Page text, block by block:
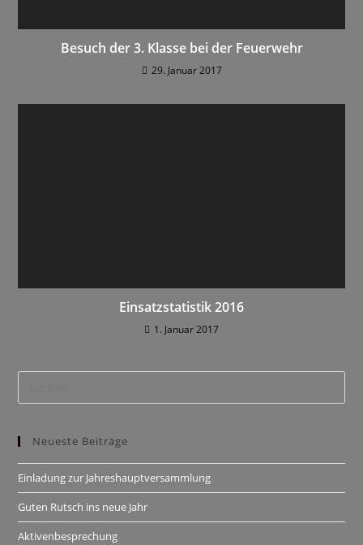
Besuch der 3. Klasse bei der Feuerwehr
29. Januar 2017
Einsatzstatistik 2016
1. Januar 2017
Neueste Beiträge
Einladung zur Jahreshauptversammlung
Guten Rutsch ins neue Jahr
Aktivenbesprechung